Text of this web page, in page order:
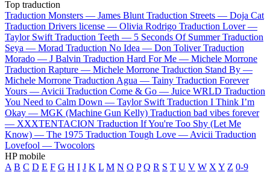
Top traduction
Traduction Monsters — James Blunt Traduction Streets — Doja Cat
Traduction Drivers license — Olivia Rodrigo Traduction Lover —
Taylor Swift Traduction Teeth — 5 Seconds Of Summer Traduction
Seya — Morad Traduction No Idea — Don Toliver Traduction
Morado — J Balvin Traduction Hard For Me — Michele Morrone
Traduction Rapture — Michele Morrone Traduction Stand By —
Michele Morrone Traduction Agua — Tainy Traduction Forever
Yours — Avicii Traduction Come & Go — Juice WRLD Traduction
You Need to Calm Down — Taylor Swift Traduction I Think I’m
Okay — MGK (Machine Gun Kelly) Traduction bad vibes forever
— XXXTENTACION Traduction If You're Too Shy (Let Me
Know) — The 1975 Traduction Tough Love — Avicii Traduction
Lovefool — Twocolors
HP mobile
A B C D E F G H I J K L M N O P Q R S T U V W X Y Z 0-9